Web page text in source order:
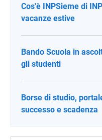
Cos'è INPSieme di
vacanze estive
Bando Scuola in
gli studenti
Borse di studio,
successo e scadenza